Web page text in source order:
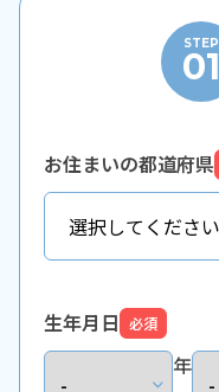
STEP
01
お住まいの都道府県
生年月日 必須
年